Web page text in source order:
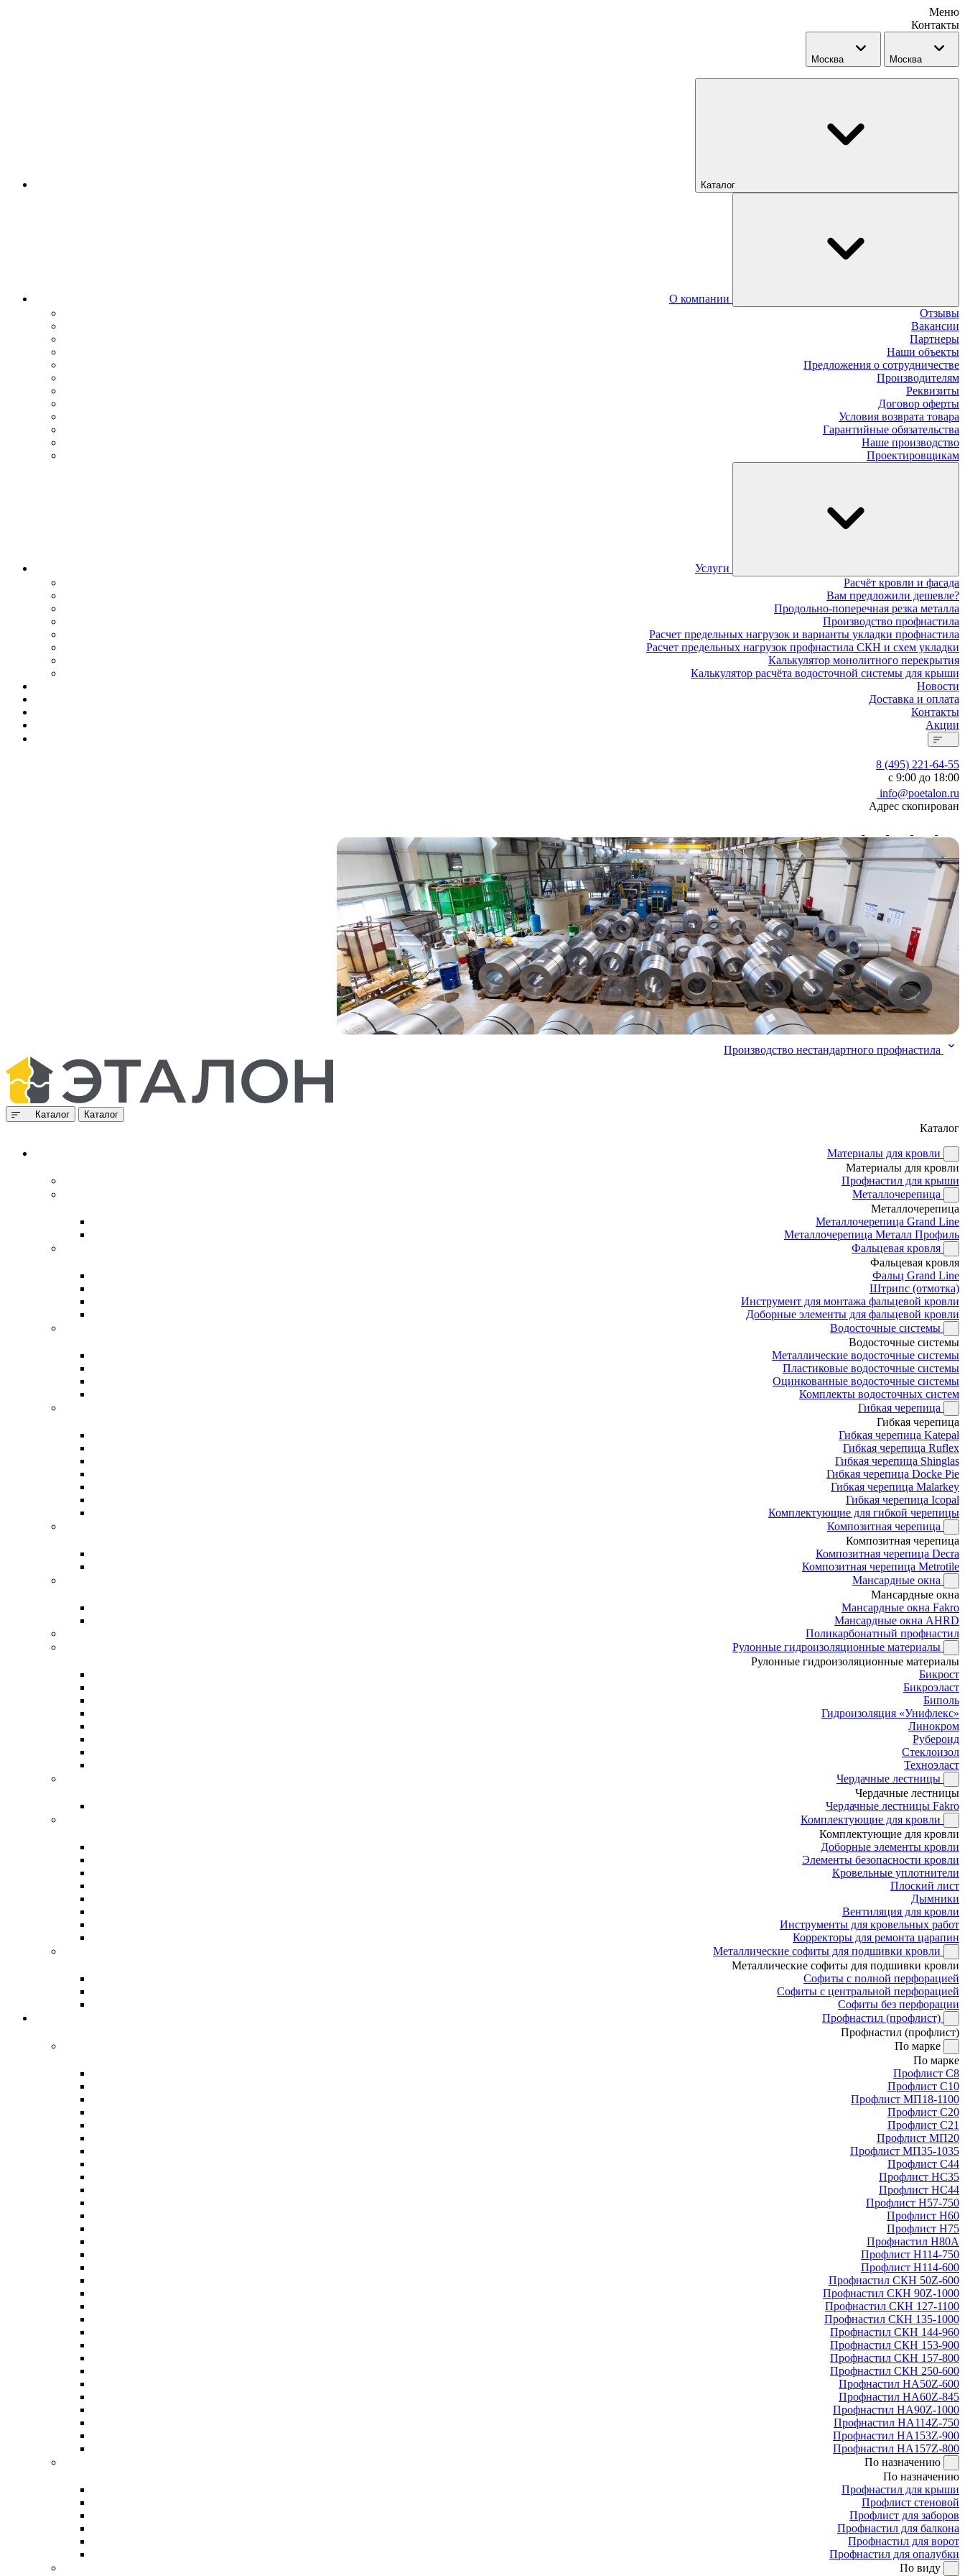
Меню
Контакты
Москва Москва
Каталог
О компании
Отзывы
Вакансии
Партнеры
Наши объекты
Предложения о сотрудничестве
Производителям
Реквизиты
Договор оферты
Условия возврата товара
Гарантийные обязательства
Наше производство
Проектировщикам
Услуги
Расчёт кровли и фасада
Вам предложили дешевле?
Продольно-поперечная резка металла
Производство профнастила
Расчет предельных нагрузок и варианты укладки профнастила
Расчет предельных нагрузок профнастила СКН и схем укладки
Калькулятор монолитного перекрытия
Калькулятор расчёта водосточной системы для крыши
Новости
Доставка и оплата
Контакты
Акции
8 (495) 221-64-55
с 9:00 до 18:00
info@poetalon.ru
Адрес скопирован
Производство нестандартного профнастила
Каталог Каталог
Каталог
Материалы для кровли
Материалы для кровли
Профнастил для крыши
Металлочерепица
Металлочерепица
Металлочерепица Grand Line
Металлочерепица Металл Профиль
Фальцевая кровля
Фальцевая кровля
Фальц Grand Line
Штрипс (отмотка)
Инструмент для монтажа фальцевой кровли
Доборные элементы для фальцевой кровли
Водосточные системы
Водосточные системы
Металлические водосточные системы
Пластиковые водосточные системы
Оцинкованные водосточные системы
Комплекты водосточных систем
Гибкая черепица
Гибкая черепица
Гибкая черепица Katepal
Гибкая черепица Ruflex
Гибкая черепица Shinglas
Гибкая черепица Docke Pie
Гибкая черепица Malarkey
Гибкая черепица Icopal
Комплектующие для гибкой черепицы
Композитная черепица
Композитная черепица
Композитная черепица Decra
Композитная черепица Metrotile
Мансардные окна
Мансардные окна
Мансардные окна Fakro
Мансардные окна AHRD
Поликарбонатный профнастил
Рулонные гидроизоляционные материалы
Рулонные гидроизоляционные материалы
Бикрост
Бикроэласт
Биполь
Гидроизоляция «Унифлекс»
Линокром
Рубероид
Стеклоизол
Техноэласт
Чердачные лестницы
Чердачные лестницы
Чердачные лестницы Fakro
Комплектующие для кровли
Комплектующие для кровли
Доборные элементы кровли
Элементы безопасности кровли
Кровельные уплотнители
Плоский лист
Дымники
Вентиляция для кровли
Инструменты для кровельных работ
Корректоры для ремонта царапин
Металлические софиты для подшивки кровли
Металлические софиты для подшивки кровли
Софиты с полной перфорацией
Софиты с центральной перфорацией
Софиты без перфорации
Профнастил (профлист)
Профнастил (профлист)
По марке
По марке
Профлист С8
Профлист С10
Профлист МП18-1100
Профлист С20
Профлист С21
Профлист МП20
Профлист МП35-1035
Профлист С44
Профлист НС35
Профлист НС44
Профлист Н57-750
Профлист Н60
Профлист Н75
Профнастил Н80А
Профлист Н114-750
Профлист Н114-600
Профнастил СКН 50Z-600
Профнастил СКН 90Z-1000
Профнастил СКН 127-1100
Профнастил СКН 135-1000
Профнастил СКН 144-960
Профнастил СКН 153-900
Профнастил СКН 157-800
Профнастил СКН 250-600
Профнастил НА50Z-600
Профнастил НА60Z-845
Профнастил НА90Z-1000
Профнастил НА114Z-750
Профнастил НА153Z-900
Профнастил НА157Z-800
По назначению
По назначению
Профнастил для крыши
Профлист стеновой
Профлист для заборов
Профнастил для балкона
Профнастил для ворот
Профнастил для опалубки
По виду